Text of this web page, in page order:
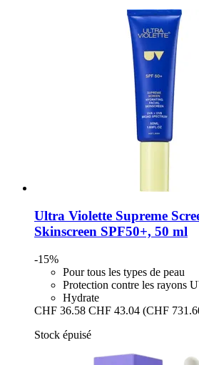
Ultra Violette Supreme
Skinscreen SPF50+, 50 ml
-15%
Pour tous les types de peau
Protection contre les rayons
Hydrate
CHF 36.58 CHF 43.04 (CHF
Stock épuisé